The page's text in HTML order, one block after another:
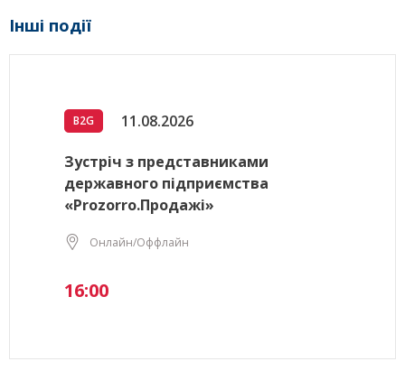
Інші події
B2G 11.08.2026
Зустріч з представниками
державного підприємства
«Prozorro.Продажі»
Онлайн/Оффлайн
16:00